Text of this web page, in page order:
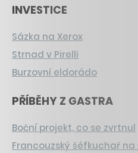
INVESTICE
Sázka na Xerox
Strnad v Pirelli
Burzovní eldorádo
PŘÍBĚHY Z GASTRA
Boční projekt, co se zvrtnul
Francouzský šéfkuchař na